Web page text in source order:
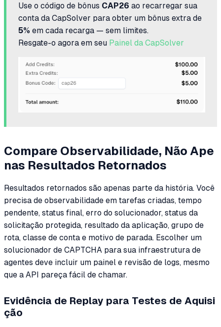
Use o código de bônus CAP26 ao recarregar sua
conta da CapSolver para obter um bônus extra de
5% em cada recarga — sem limites.
Resgate-o agora em seu Painel da CapSolver
Compare Observabilidade, Não Ape
nas Resultados Retornados
Resultados retornados são apenas parte da história. Você
precisa de observabilidade em tarefas criadas, tempo
pendente, status final, erro do solucionador, status da
solicitação protegida, resultado da aplicação, grupo de
rota, classe de conta e motivo de parada. Escolher um
solucionador de CAPTCHA para sua infraestrutura de
agentes deve incluir um painel e revisão de logs, mesmo
que a API pareça fácil de chamar.
Evidência de Replay para Testes de Aquisi
ção